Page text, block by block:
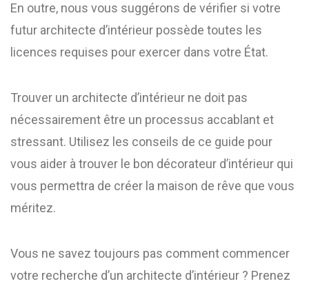
En outre, nous vous suggérons de vérifier si votre
futur architecte d’intérieur possède toutes les
licences requises pour exercer dans votre État.
Trouver un architecte d’intérieur ne doit pas
nécessairement être un processus accablant et
stressant. Utilisez les conseils de ce guide pour
vous aider à trouver le bon décorateur d’intérieur qui
vous permettra de créer la maison de rêve que vous
méritez.
Vous ne savez toujours pas comment commencer
votre recherche d’un architecte d’intérieur ? Prenez